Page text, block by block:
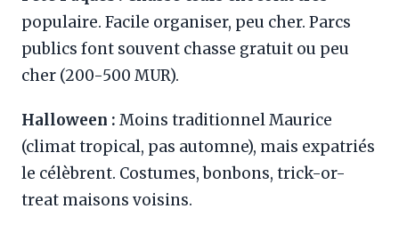
populaire. Facile organiser, peu cher. Parcs
publics font souvent chasse gratuit ou peu
cher (200-500 MUR).
Halloween : Moins traditionnel Maurice
(climat tropical, pas automne), mais expatriés
le célèbrent. Costumes, bonbons, trick-or-
treat maisons voisins.